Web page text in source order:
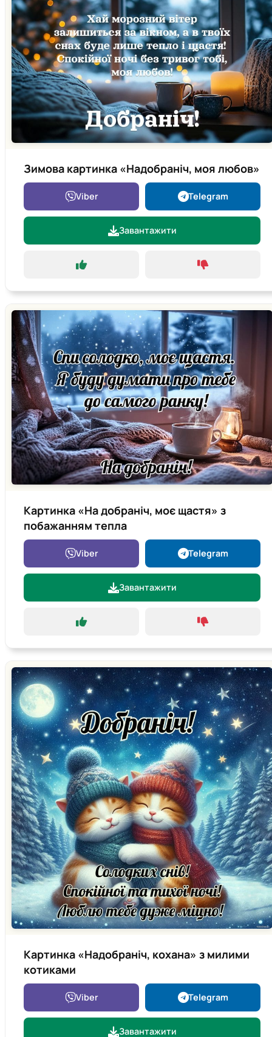
Зимова картинка «Надобраніч, моя любов»
Viber Telegram
Завантажити
Картинка «На добраніч, моє щастя» з
побажанням тепла
Viber Telegram
Завантажити
Картинка «Надобраніч, кохана» з милими
котиками
Viber Telegram
Завантажити